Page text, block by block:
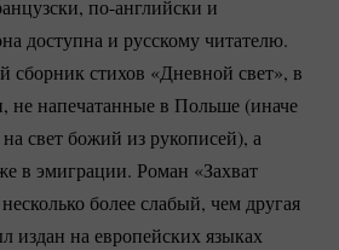
, по-английски и
доступна и русскому читателю.
сборник стихов «Дневной свет», в
напечатанные в Польше (иначе
свет божий из рукописей), а
в эмиграции. Роман «Захват
более слабый, чем другая
на европейских языках